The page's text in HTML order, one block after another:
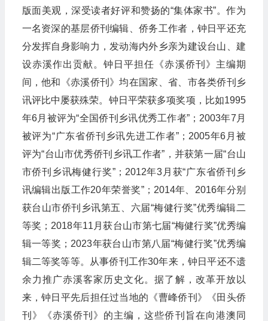
版面美观，深受读者好评和赞扬的“集体家书”。作为
一名资深的基层侨刊编辑、侨务工作者，钟日平还充
分发挥自身影响力，发动海内外乡亲为建设台山、建
设赤溪作出贡献。钟日平担任《赤溪侨刊》主编期
间，他和《赤溪侨刊》均在国家、省、市各类侨刊乡
讯评比中屡获殊荣。钟日平荣获多项奖项，比如1995
年6月被评为“全国侨刊乡讯优秀工作者”；2003年7月
被评为“广东省侨刊乡讯先进工作者”；2005年6月被
评为“台山市优秀侨刊乡讯工作者”，并获第一届“台山
市侨刊乡讯梅健行奖”；2012年3月获“广东省侨刊乡
讯编辑出版工作20年荣誉奖”；2014年、2016年分别
获台山市侨刊乡讯第五、六届“梅健行奖”优秀编辑二
等奖；2018年11月获台山市第七届“梅健行奖”优秀编
辑一等奖；2023年获台山市第八届“梅健行奖”优秀编
辑二等奖等等。从事侨刊工作30年来，钟日平还不遗
余力推广赤溪客家历史文化。据了解，改革开放以
来，钟日平先后担任过当地的《曹峰侨刊》《田头侨
刊》《赤溪侨刊》的主编，这些侨刊旨在向港澳同